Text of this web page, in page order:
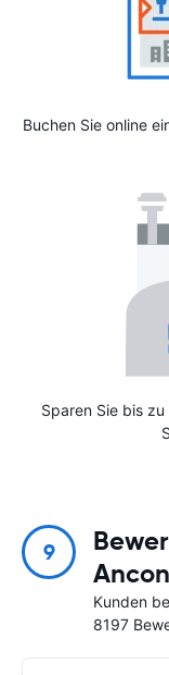
Buchen Sie online
Sparen Sie bis zu
9
Kunden
8197